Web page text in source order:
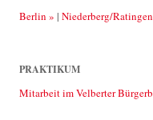
Berlin » | Niederberg/
PRAKTIKUM
Mitarbeit im Velberter